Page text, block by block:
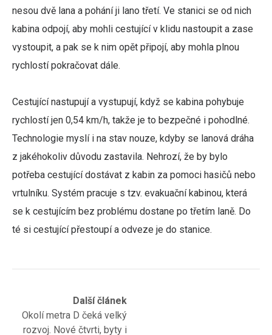
nesou dvě lana a pohání ji lano třetí. Ve stanici se od nich
kabina odpojí, aby mohli cestující v klidu nastoupit a zase
vystoupit, a pak se k nim opět připojí, aby mohla plnou
rychlostí pokračovat dále.
Cestující nastupují a vystupují, když se kabina pohybuje
rychlostí jen 0,54 km/h, takže je to bezpečné i pohodlné.
Technologie myslí i na stav nouze, kdyby se lanová dráha
z jakéhokoliv důvodu zastavila. Nehrozí, že by bylo
potřeba cestující dostávat z kabin za pomoci hasičů nebo
vrtulníku. Systém pracuje s tzv. evakuační kabinou, která
se k cestujícím bez problému dostane po třetím laně. Do
té si cestující přestoupí a odveze je do stanice.
Další článek
Okolí metra D čeká velký
rozvoj. Nové čtvrti, byty i